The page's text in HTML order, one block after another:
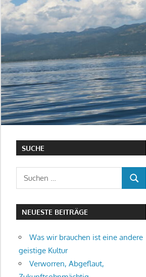
SUCHE
Suchen
nach:
NEUESTE BEITRÄGE
Was wir brauchen ist eine andere
geistige Kultur
Verworren, Abgeflaut,